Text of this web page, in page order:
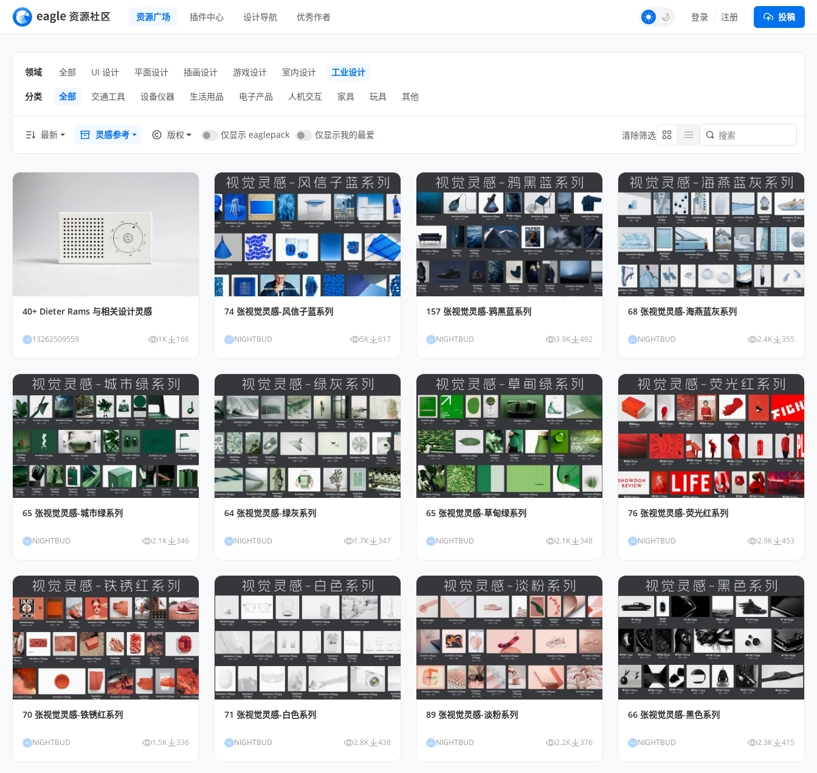
资源广场
平面设计
插画设计
游戏设计
移动 UI
网页 UI
H5
横幅
图标
UI Kits
样机
字体
插件中心 设计导航 优秀作者 登录 注册 投稿
领域 全部 UI 设计 平面设计 插画设计 游戏设计 室内设计 工业设计
分类 全部 交通工具 设备仪器 生活用品 电子产品 人机交互 家具 玩具 其他
最新 灵感参考 版权 仅显示 eaglepack 仅显示我的最爱 清除筛选
40+ Dieter Rams 与相关设计灵感
13 13262509559 1K 166
74 张视觉灵感-风信子蓝系列
NI NIGHTBUD 5K 617
157 张视觉灵感-鸦黑蓝系列
NI NIGHTBUD 3.9K 492
68 张视觉灵感-海燕蓝灰系列
NI NIGHTBUD 2.4K 355
65 张视觉灵感-城市绿系列
NI NIGHTBUD 2.1K 346
64 张视觉灵感-绿灰系列
NI NIGHTBUD 1.7K 347
65 张视觉灵感-草甸绿系列
NI NIGHTBUD 2.1K 348
76 张视觉灵感-荧光红系列
NI NIGHTBUD 2.9K 453
70 张视觉灵感-铁锈红系列
NI NIGHTBUD 1.5K 336
71 张视觉灵感-白色系列
NI NIGHTBUD 2.8K 438
89 张视觉灵感-淡粉系列
NI NIGHTBUD 2.2K 376
66 张视觉灵感-黑色系列
NI NIGHTBUD 2.3K 415